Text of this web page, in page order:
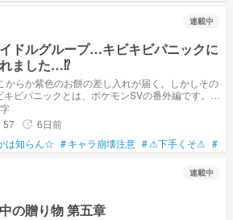
連載中
ドルグループ…キビキビパニックに
ました…⁉︎
からか紫色のお餅の差し入れが届く。しかしその
みてくださいな ※⬜️⚔️さん、snxt・trxpの皆さん
（知識不足）により出すことができません。 ※
す。 土日に1話ずつ投稿しています。ご了承く
お休み中です。
57 update 6日前
は知らん☆ #キャラ崩壊注意 #⚠下手くそ⚠ #
連載中
思い出の中の贈り物 第五章